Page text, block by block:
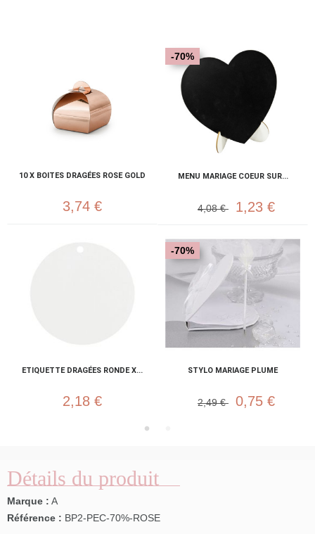
10 X BOITES DRAGÉES ROSE GOLD
3,74 €
MENU MARIAGE COEUR SUR...
-70%
4,08 € 1,23 €
ETIQUETTE DRAGÉES RONDE X...
2,18 €
STYLO MARIAGE PLUME
-70%
2,49 € 0,75 €
Détails du produit
Marque : A
Référence : BP2-PEC-70%-ROSE